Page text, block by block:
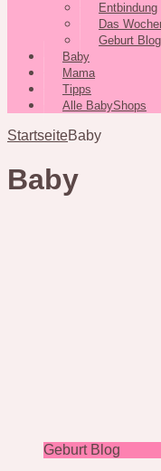
Entbindung
Das
Geburt Blog
Baby
Mama
Tipps
Alle BabyShops
StartseiteBaby
Baby
Geburt Blog